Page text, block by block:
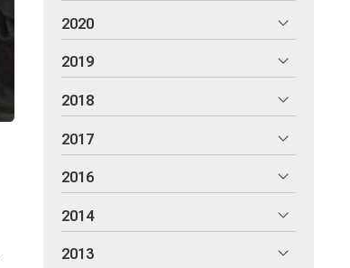
2020
2019
2018
2017
2016
2014
2013